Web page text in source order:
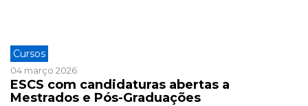
Cursos
04 março 2026
ESCS com candidaturas abertas a
Mestrados e Pós-Graduações